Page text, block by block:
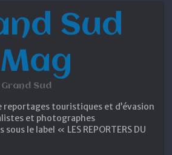
Sud
Mag
Sud
reportages touristiques et d’évasion
et photographes
le label « LES REPORTERS DU